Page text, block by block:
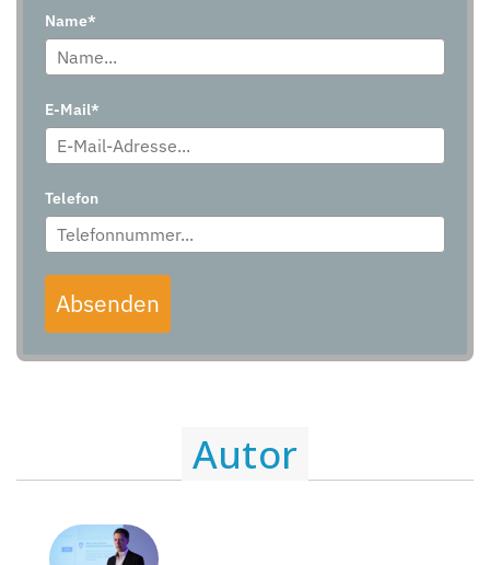
Name*
E-Mail*
Telefon
Absenden
Autor